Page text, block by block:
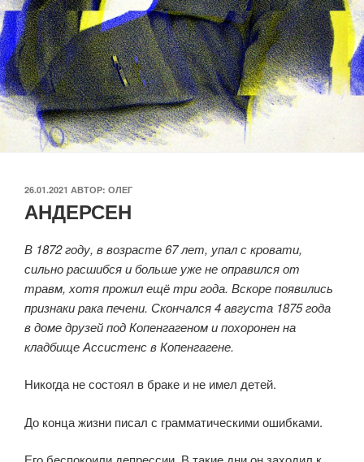
ОПУБЛИКОВАНО
26.01.2021 АВТОР: ОЛЕГ
АНДЕРСЕН
В 1872 году, в возрасте 67 лет, упал с кровати,
сильно расшибся и больше уже не оправился от
травм, хотя прожил ещё три года. Вскоре появились
признаки рака печени. Скончался 4 августа 1875 года
в доме друзей под Копенгагеном и похоронен на
кладбище Ассистенс в Копенгагене.
Никогда не состоял в браке и не имел детей.
До конца жизни писал с грамматическими ошибками.